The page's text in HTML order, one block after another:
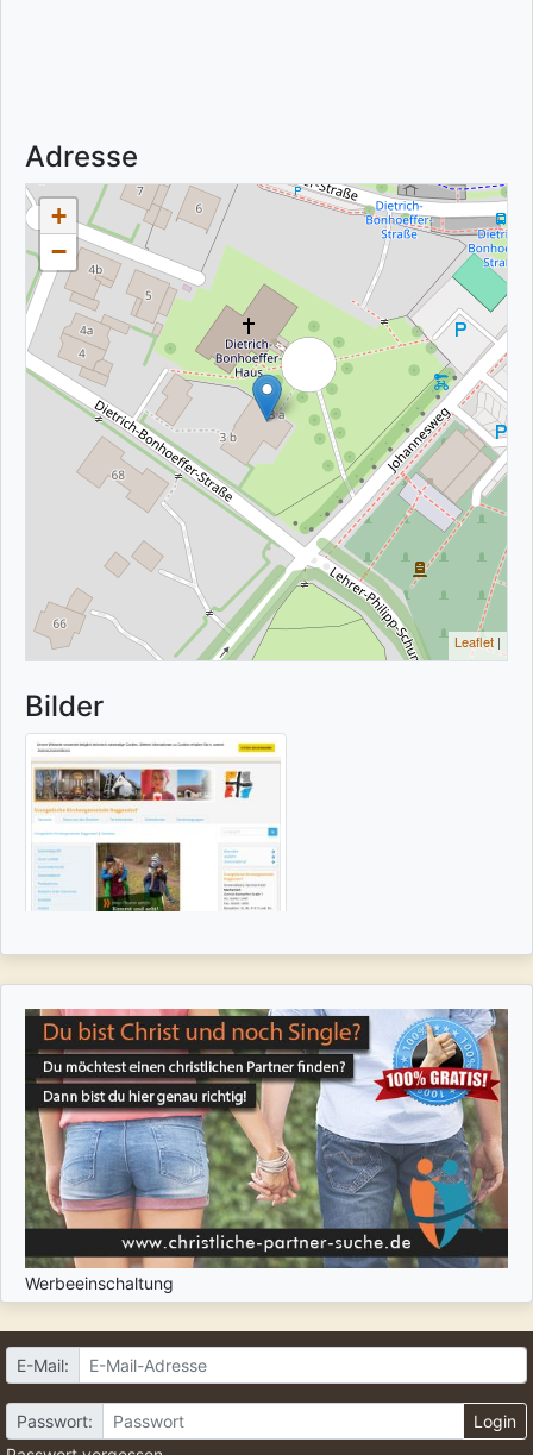
Adresse
+
−
Leaflet |
Bilder
Werbeeinschaltung
E-Mail:
Passwort:
Login